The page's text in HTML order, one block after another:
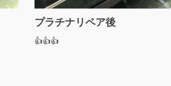
プラチナリペア後
👍👍👍